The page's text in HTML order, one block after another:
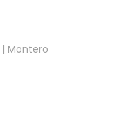
| Montero